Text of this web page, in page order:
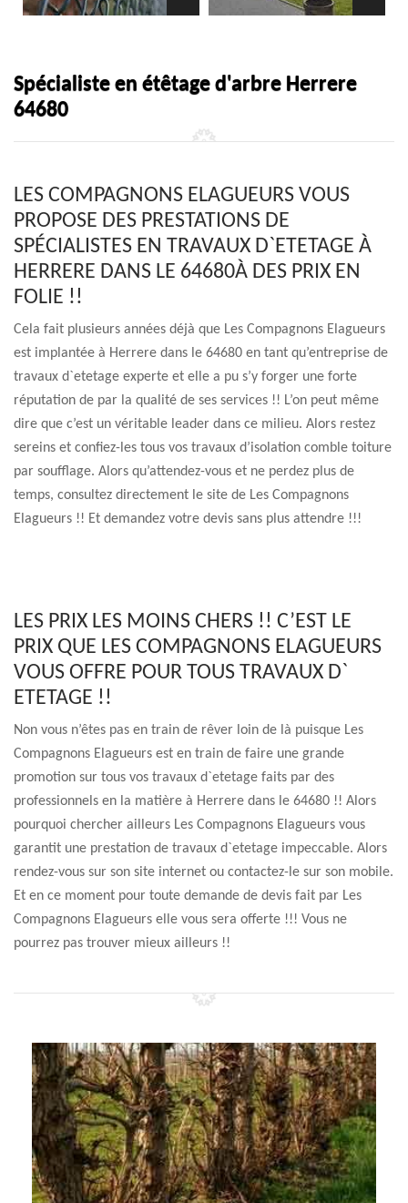
Spécialiste en étêtage d'arbre Herrere
64680
LES COMPAGNONS ELAGUEURS VOUS
PROPOSE DES PRESTATIONS DE
SPÉCIALISTES EN TRAVAUX D`ETETAGE À
HERRERE DANS LE 64680À DES PRIX EN
FOLIE !!
Cela fait plusieurs années déjà que Les Compagnons Elagueurs
est implantée à Herrere dans le 64680 en tant qu’entreprise de
travaux d`etetage experte et elle a pu s’y forger une forte
réputation de par la qualité de ses services !! L’on peut même
dire que c’est un véritable leader dans ce milieu. Alors restez
sereins et confiez-les tous vos travaux d’isolation comble toiture
par soufflage. Alors qu’attendez-vous et ne perdez plus de
temps, consultez directement le site de Les Compagnons
Elagueurs !! Et demandez votre devis sans plus attendre !!!
LES PRIX LES MOINS CHERS !! C’EST LE
PRIX QUE LES COMPAGNONS ELAGUEURS
VOUS OFFRE POUR TOUS TRAVAUX D`
ETETAGE !!
Non vous n’êtes pas en train de rêver loin de là puisque Les
Compagnons Elagueurs est en train de faire une grande
promotion sur tous vos travaux d`etetage faits par des
professionnels en la matière à Herrere dans le 64680 !! Alors
pourquoi chercher ailleurs Les Compagnons Elagueurs vous
garantit une prestation de travaux d`etetage impeccable. Alors
rendez-vous sur son site internet ou contactez-le sur son mobile.
Et en ce moment pour toute demande de devis fait par Les
Compagnons Elagueurs elle vous sera offerte !!! Vous ne
pourrez pas trouver mieux ailleurs !!